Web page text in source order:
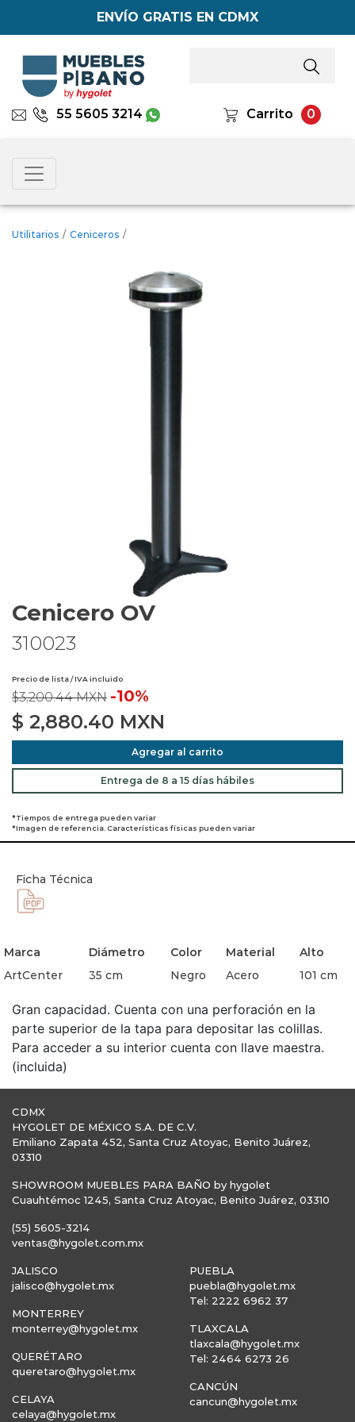
ENVÍO GRATIS EN CDMX
55 5605 3214 Carrito 0
Utilitarios / Ceniceros /
Cenicero OV
310023
Precio de lista / IVA incluido
$3,200.44 MXN -10%
$ 2,880.40 MXN
Agregar al carrito
Entrega de 8 a 15 días hábiles
*Tiempos de entrega pueden variar
*Imagen de referencia. Características físicas pueden variar
Ficha Técnica
Marca Diámetro Color Material
Alto
ArtCenter
35 cm Negro Acero 101 cm
Gran capacidad. Cuenta con una perforación en la
parte superior de la tapa para depositar las colillas.
Para acceder a su interior cuenta con llave maestra.
(incluida)
CDMX
HYGOLET DE MÉXICO S.A. DE C.V.
Emiliano Zapata 452, Santa Cruz Atoyac, Benito Juárez,
03310
SHOWROOM MUEBLES PARA BAÑO by hygolet
Cuauhtémoc 1245, Santa Cruz Atoyac, Benito Juárez, 03310
(55) 5605-3214
ventas@hygolet.com.mx
JALISCO
jalisco@hygolet.mx
MONTERREY
monterrey@hygolet.mx
QUERÉTARO
queretaro@hygolet.mx
CELAYA
celaya@hygolet.mx
PUEBLA
puebla@hygolet.mx
Tel: 2222 6962 37
TLAXCALA
tlaxcala@hygolet.mx
Tel: 2464 6273 26
CANCÚN
cancun@hygolet.mx